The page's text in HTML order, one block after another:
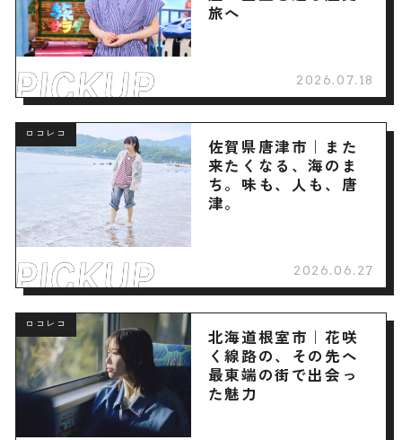
旅へ
2026.07.18
ロコレコ
佐賀県唐津市｜また
来たくなる、海のま
ち。味も、人も、唐
津。
2026.06.27
ロコレコ
北海道根室市｜花咲
く線路の、その先へ
最東端の街で出会っ
た魅力